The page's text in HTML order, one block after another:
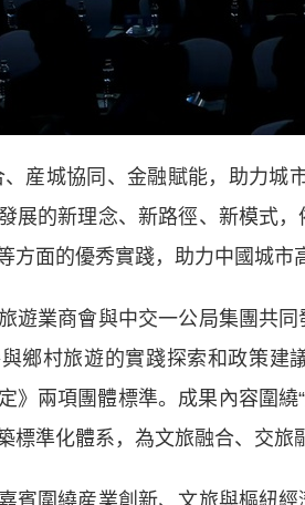
城協同、金融賦能，助力城
展的新理念、新路徑、新模式
方面的優秀實踐，助力中國城市
業商會與中交一公局集團共同
鄉村旅遊的實踐探索和政策建
》兩項團體標準。成果內容圍繞
標準化體系，為文旅融合、交旅
圍繞産業創新、文旅與樞紐經